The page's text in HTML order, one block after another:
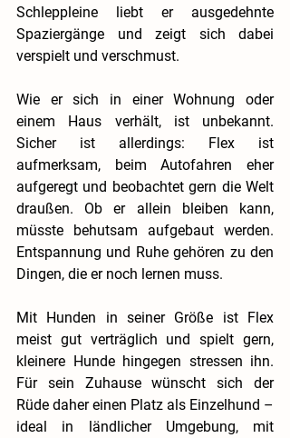
Schleppleine liebt er ausgedehnte
Spaziergänge und zeigt sich dabei
verspielt und verschmust.
Wie er sich in einer Wohnung oder
einem Haus verhält, ist unbekannt.
Sicher ist allerdings: Flex ist
aufmerksam, beim Autofahren eher
aufgeregt und beobachtet gern die Welt
draußen. Ob er allein bleiben kann,
müsste behutsam aufgebaut werden.
Entspannung und Ruhe gehören zu den
Dingen, die er noch lernen muss.
Mit Hunden in seiner Größe ist Flex
meist gut verträglich und spielt gern,
kleinere Hunde hingegen stressen ihn.
Für sein Zuhause wünscht sich der
Rüde daher einen Platz als Einzelhund –
ideal in ländlicher Umgebung, mit